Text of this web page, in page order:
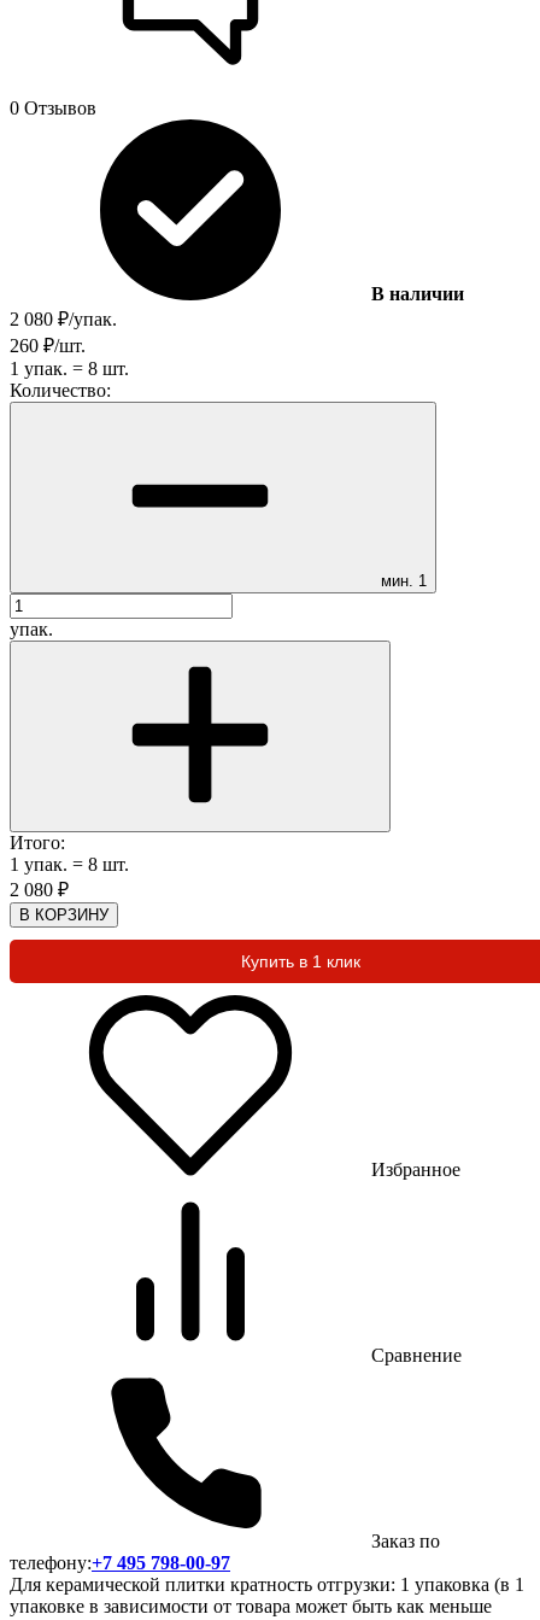
0 Отзывов
В наличии
2 080 ₽/упак.
260 ₽/шт.
1 упак. = 8 шт.
Количество:
мин. 1
упак.
Итого:
1 упак. = 8 шт.
2 080 ₽
В КОРЗИНУ
Купить в 1 клик
Избранное
Сравнение
Заказ по
телефону:+7 495 798-00-97
Для керамической плитки кратность отгрузки: 1 упаковка (в 1
упаковке в зависимости от товара может быть как меньше